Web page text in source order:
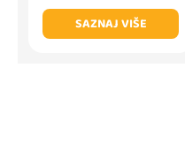
SAZNAJ VIŠE